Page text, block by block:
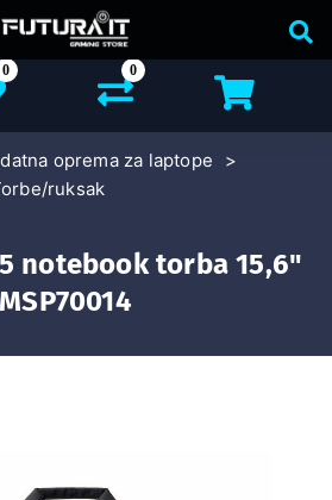
0
0
oprema za laptope
ruksak
notebook torba 15,6"
MSP70014